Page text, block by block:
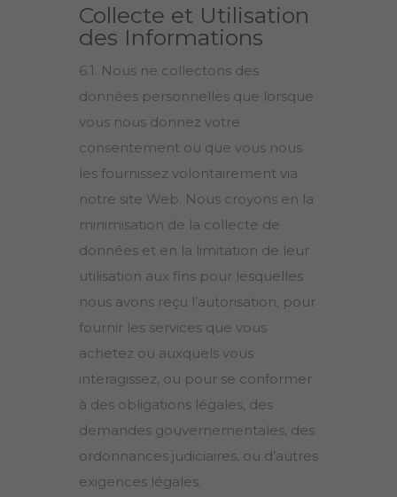
Collecte et Utilisation
des Informations
6.1. Nous ne collectons des
données personnelles que lorsque
vous nous donnez votre
consentement ou que vous nous
les fournissez volontairement via
notre site Web. Nous croyons en la
minimisation de la collecte de
données et en la limitation de leur
utilisation aux fins pour lesquelles
nous avons reçu l’autorisation, pour
fournir les services que vous
achetez ou auxquels vous
interagissez, ou pour se conformer
à des obligations légales, des
demandes gouvernementales, des
ordonnances judiciaires, ou d’autres
exigences légales.